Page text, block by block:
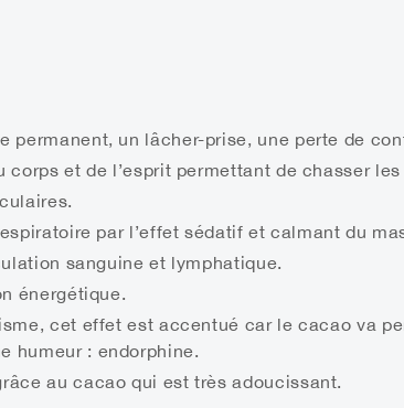
permanent, un lâcher-prise, une perte de
corps et de l’esprit permettant de chasser
par l’effet sédatif et calmant du
sanguine et lymphatique.
énergétique.
cet effet est accentué car le cacao va
humeur : endorphine.
au cacao qui est très adoucissant.